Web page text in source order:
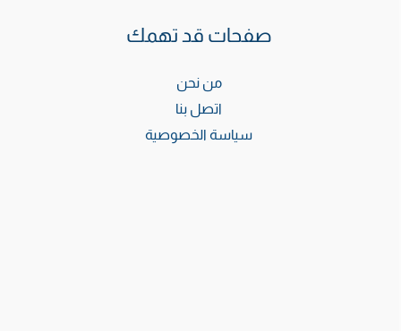
صفحات قد تهمك
من نحن
اتصل بنا
سياسة الخصوصية